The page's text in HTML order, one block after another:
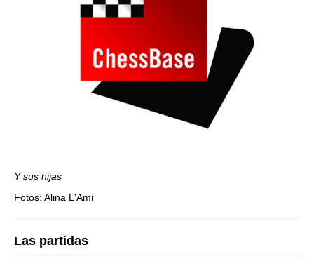
Y sus hijas
Fotos: Alina L'Ami
Las partidas